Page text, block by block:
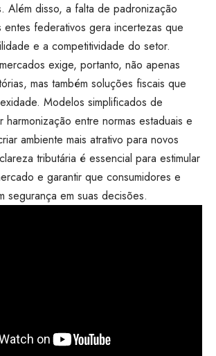
Além disso, a falta de padronização
entes federativos gera incertezas que
e a competitividade do setor.
exige, portanto, não apenas
mas também soluções fiscais que
Modelos simplificados de
harmonização entre normas estaduais e
ambiente mais atrativo para novos
tributária é essencial para estimular
e garantir que consumidores e
segurança em suas decisões.